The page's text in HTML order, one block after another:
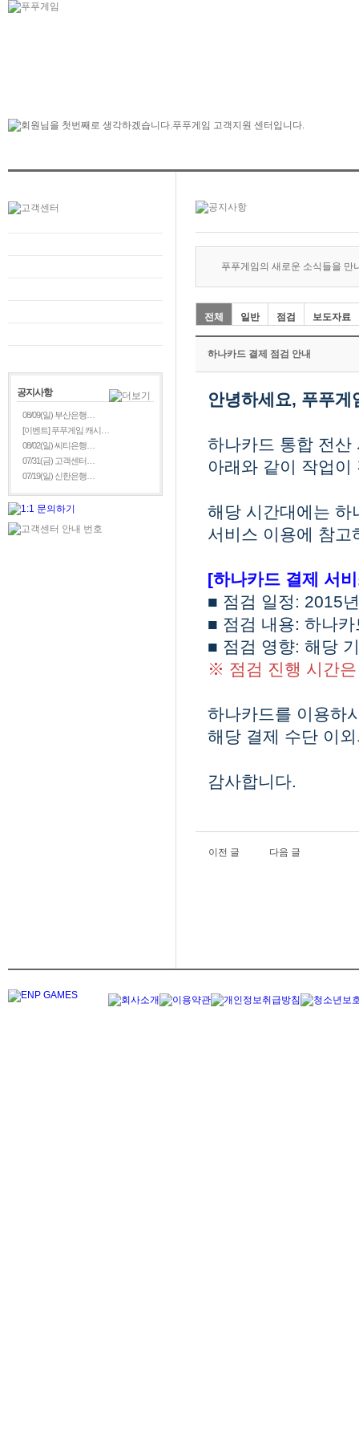
공지사항
08/09(일) 부산은행…
[이벤트] 푸푸게임 캐시…
08/02(일) 씨티은행…
07/31(금) 고객센터…
07/19(일) 신한은행…
푸푸게임의 새로운 소식들을 만
전체 일반 점검 보도자료
하나카드 결제 점검 안내
안녕하세요, 푸푸게
하나카드 통합 전산
아래와 같이 작업
해당 시간대에는 하
서비스 이용에 참고
[하나카드 결제 서
■ 점검 일정: 2015
■ 점검 내용: 하나
■ 점검 영향: 해당
※ 점검 진행 시간
하나카드를 이용하
해당 결제 수단 이
감사합니다.
이전 글 다음 글